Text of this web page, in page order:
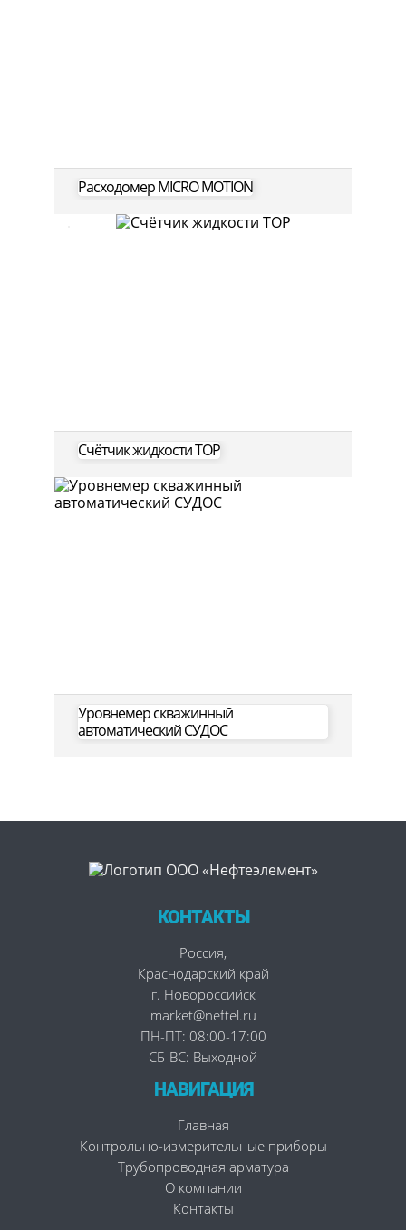
Расходомер MICRO MOTION
Счётчик жидкости ТОР
Уровнемер скважинный
автоматический СУДОС
КОНТАКТЫ
Россия,
Краснодарский край
г. Новороссийск
market@neftel.ru
ПН-ПТ: 08:00-17:00
СБ-ВС: Выходной
НАВИГАЦИЯ
Главная
Контрольно-измерительные приборы
Трубопроводная арматура
О компании
Контакты